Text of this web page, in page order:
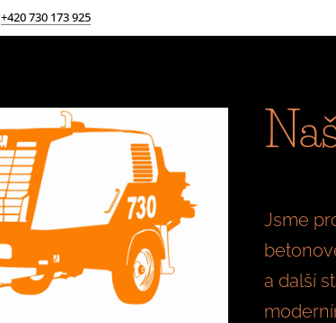
+420 730 173 925
Jsme
a další